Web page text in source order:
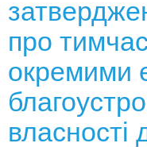
про
окремими
власності